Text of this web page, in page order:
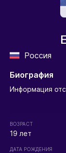
Россия
Биография
Информация
ВОЗРАСТ
19 лет
ДАТА РОЖДЕНИЯ